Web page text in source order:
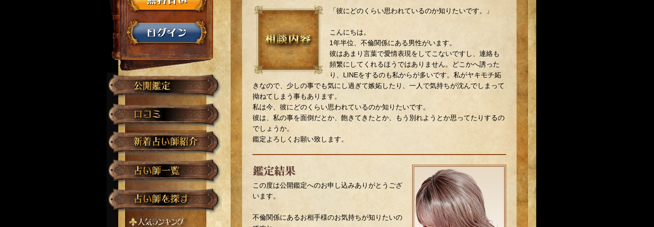
「彼にどのくらい思われているのか知りたいです。」
こんにちは。
1年半位、不倫関係にある男性がいます。
彼はあまり言葉で愛情表現をしてこないですし、連絡も
頻繁にしてくれるほうではありません。どこかへ誘った
り、LINEをするのも私からが多いです。私がヤキモチ妬
きなので、少しの事でも気にし過ぎて嫉妬したり、一人で気持ちが沈んでしまって
拗ねてしまう事もあります。
私は今、彼にどのくらい思われているのか知りたいです。
彼は、私の事を面倒だとか、飽きてきたとか、もう別れようとか思ってたりするの
でしょうか。
鑑定よろしくお願い致します。
この度は公開鑑定へのお申し込みありがとうござ
います。
不倫関係にあるお相手様のお気持ちが知りたいの